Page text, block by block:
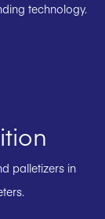
technology.
palletizers in